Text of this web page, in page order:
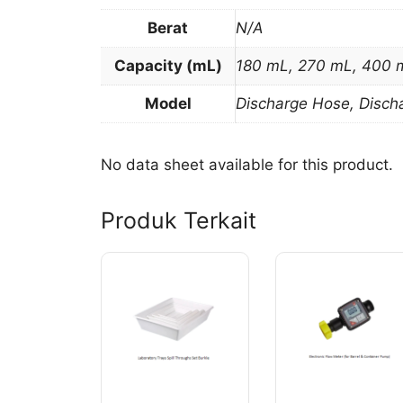
Berat N/A
Capacity (mL) 180 mL, 270 mL, 400
Model Discharge Hose,
No data sheet available for this product.
Produk Terkait
memiliki
beberapa
varian.
memiliki
beberapa
varian.